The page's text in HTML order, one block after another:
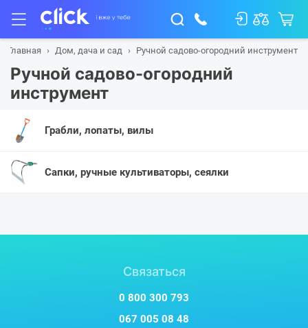
Главная Дом, дача и сад Ручной садово-огородний инструмент
Ручной садово-огородний
инструмент
Грабли, лопаты, вилы
Сапки, ручные культиваторы, сеялки
Связаться
0 800 300 793
067 005 08 48